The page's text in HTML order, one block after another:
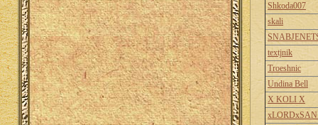
Shkoda007
skali
textjnik
Troeshnic
Undina Bell
X KOLI X